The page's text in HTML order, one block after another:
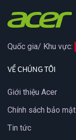
Quốc gia/ Khu vực:
VỀ CHÚNG TÔI
Giới thiệu Acer
Chính sách bảo mật
Tin tức